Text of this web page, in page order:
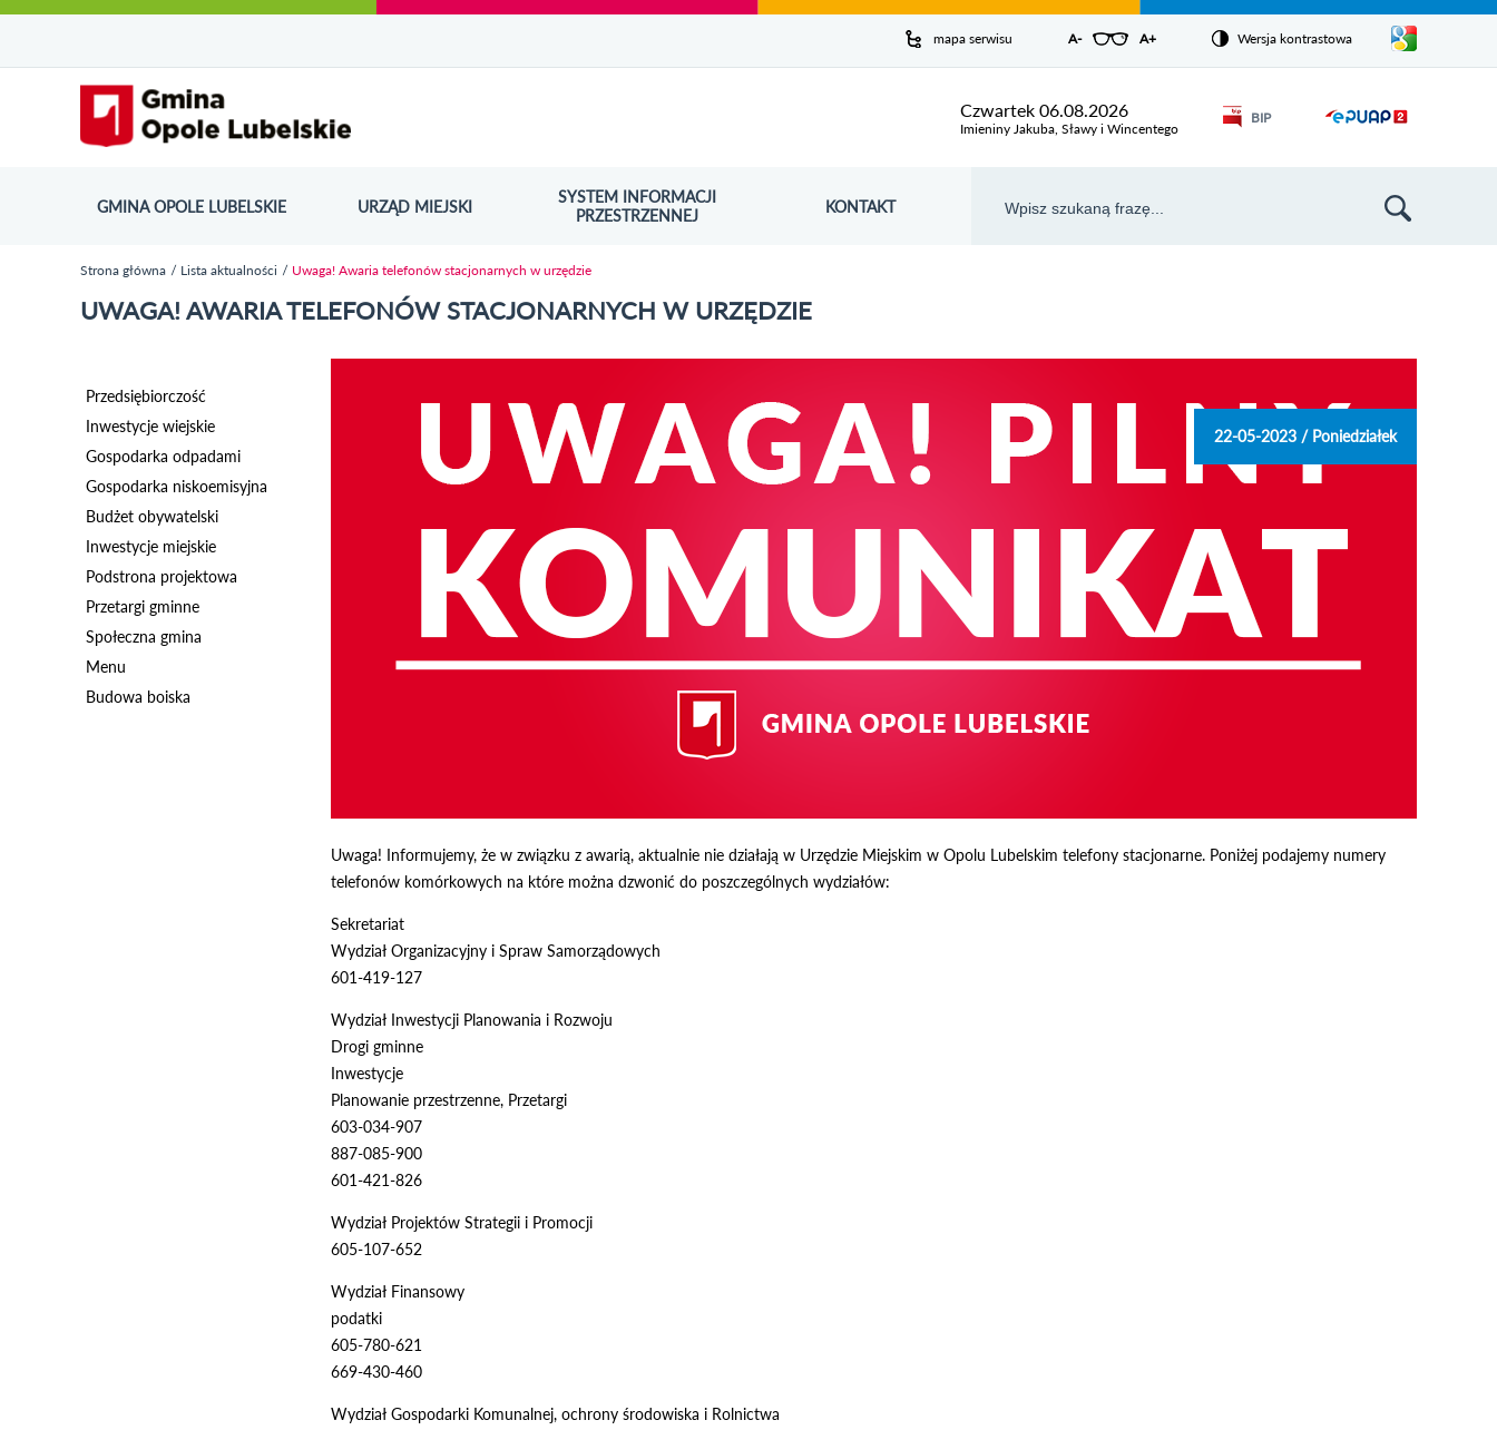
do
strony
do
menu
wyszukiwarki
ścieżki
nawigacyjnej
kategorii
aktualności
do
kalendarza
wydarzeń
do
galerii
do
stopki
mapa serwisu A-pomniejsz czcionkę
Zresetuj czcionkę
A+ powiększ czcionkęWersja kontrastowa
Pokaż/ukryj
listę
języków
Czwartek 06.08.2026
Imieniny Jakuba, Sławy i Wincentego
BIPOdnośnik
GMINA OPOLE LUBELSKIE URZĄD MIEJSKI
SYSTEM INFORMACJI
PRZESTRZENNEJ
ODNOŚNIK OTWORZY SIĘ W NOWYM OKNIE KONTAKT
Strona główna Lista aktualności Uwaga! Awaria telefonów stacjonarnych w urzędzie
UWAGA! AWARIA TELEFONÓW STACJONARNYCH W URZĘDZIE
Przedsiębiorczość
Inwestycje wiejskie
Gospodarka odpadami
Gospodarka niskoemisyjna
Budżet obywatelski
Inwestycje miejskie
Podstrona projektowa
Przetargi gminne
Społeczna gmina
Menu
Budowa boiska
22-05-2023 / Poniedziałek
Uwaga! Informujemy, że w związku z awarią, aktualnie nie działają w Urzędzie Miejskim w Opolu Lubelskim telefony stacjonarne. Poniżej podajemy numery
telefonów komórkowych na które można dzwonić do poszczególnych wydziałów:
Sekretariat
Wydział Organizacyjny i Spraw Samorządowych
601-419-127
Wydział Inwestycji Planowania i Rozwoju
Drogi gminne
Inwestycje
Planowanie przestrzenne, Przetargi
603-034-907
887-085-900
601-421-826
Wydział Projektów Strategii i Promocji
605-107-652
Wydział Finansowy
podatki
605-780-621
669-430-460
Wydział Gospodarki Komunalnej, ochrony środowiska i Rolnictwa